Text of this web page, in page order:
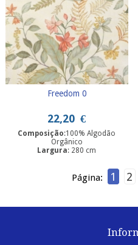
Freedom 0
22,20 €
Composição:100% Algodão
Orgânico
Largura: 280 cm
Página: 1 2